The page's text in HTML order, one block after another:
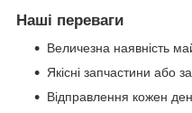
Наші переваги
Величезна наявність
Якісні запчастини або
Відправлення кожен